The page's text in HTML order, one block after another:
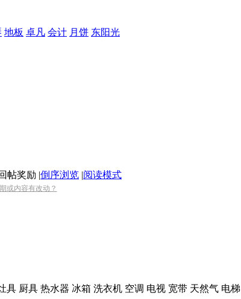
地板 卓凡 会计 月饼 东阳光
|倒序浏览 |阅读模式
或内容有改动？
厨具 热水器 冰箱 洗衣机 空调 电视 宽带 天然气 电梯